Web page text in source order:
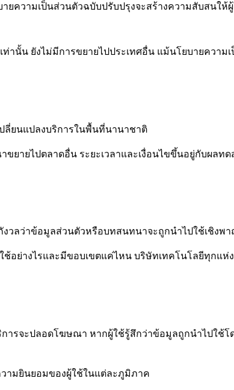
ายความเป็นส่วนตัวฉบับปรับปรุงจะสร้างความสับสนให้
านั้น ยังไม่มีการขยายไปประเทศอื่น แม้นโยบายความ
ลี่ยนแปลงบริการในพื้นที่นานาชาติ
ายไปตลาดอื่น ระยะเวลาและเงื่อนไขขึ้นอยู่กับผลท
งวลว่าข้อมูลส่วนตัวหรือบทสนทนาจะถูกนำไปใช้เชิงพ
างไรและมีขอบเขตแค่ไหน บริษัทเทคโนโลยีทุกแห่ง
รจะปลอดโฆษณา หากผู้ใช้รู้สึกว่าข้อมูลถูกนำไปใช้โด
ามยินยอมของผู้ใช้ในแต่ละภูมิภาค